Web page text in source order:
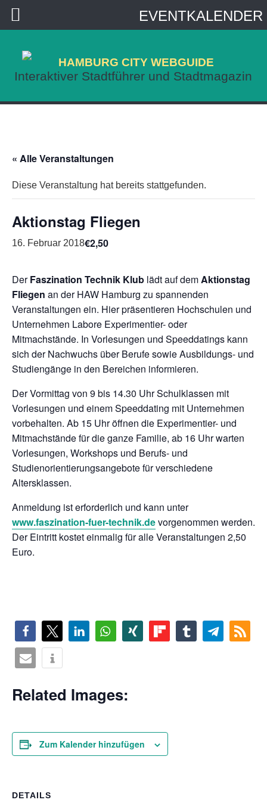
HAMBURG CITY WEBGUIDE
Interaktiver Stadtführer und Stadtmagazin
« Alle Veranstaltungen
Diese Veranstaltung hat bereits stattgefunden.
Aktionstag Fliegen
16. Februar 2018€2,50
DerFaszination Technik Klub lädt auf demAktionstag
Fliegen an der HAW Hamburg zu spannenden
Veranstaltungen ein. Hier präsentieren Hochschulen und
Unternehmen Labore Experimentier- oder
Mitmachstände. In Vorlesungen und Speeddatings kann
sich der Nachwuchs über Berufe sowie Ausbildungs- und
Studiengänge in den Bereichen informieren.
Der Vormittag von 9 bis 14.30 Uhr Schulklassen mit
Vorlesungen und einem Speeddating mit Unternehmen
vorbehalten. Ab 15 Uhr öffnen die Experimentier- und
Mitmachstände für die ganze Familie, ab 16 Uhr warten
Vorlesungen, Workshops und Berufs- und
Studienorientierungsangebote für verschiedene
Altersklassen.
Anmeldung ist erforderlich und kann unter
www.faszination-fuer-technik.devorgenommen werden.
Der Eintritt kostet einmalig für alle Veranstaltungen 2,50
Euro.
Related Images:
Zum Kalender hinzufügen
DETAILS
EVENTKALENDER